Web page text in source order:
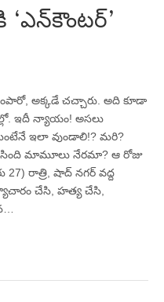
అక్కడే చచ్చారు. అది కూడా
ఇదీ న్యాయం! అసలు
ఇలా వుండాలి!? మరి?
మామూలు నేరమా? ఆ రోజు
27) రాత్రి, షాద్‌ నగర్‌ వద్ద
చేసి, హత్య చేసి,